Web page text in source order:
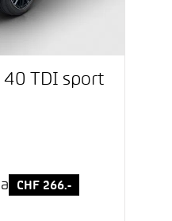
40 TDI sport
CHF 266.-